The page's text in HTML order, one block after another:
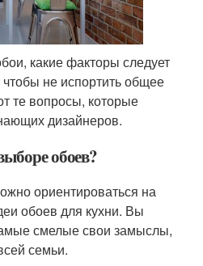
какие факторы следует
чтобы не испортить общее
те вопросы, которые
дизайнеров.
обоев?
ориентироваться на
обоев для кухни. Вы
смелые свои замыслы,
семьи.